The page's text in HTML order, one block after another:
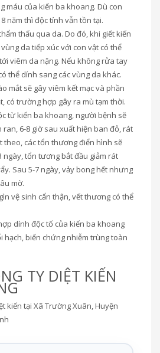
máu của kiến ba khoang. Dù con
năm thì độc tính vẫn tồn tại.
thấu qua da. Do đó, khi giết kiến
da tiếp xúc với con vật có thể
viêm da nặng. Nếu không rửa tay
thể dính sang các vùng da khác.
mắt sẽ gây viêm kết mạc và phần
có trường hợp gây ra mù tạm thời.
từ kiến ba khoang, người bệnh sẽ
ran, 6-8 giờ sau xuất hiện ban đỏ, rát
theo, các tổn thương điển hình sẽ
ngày, tổn tương bắt đầu giảm rát
Sau 5-7 ngày, vảy bong hết nhưng
mờ.
vệ sinh cẩn thận, vết thương có thể
dính độc tố của kiến ba khoang
hạch, biến chứng nhiễm trùng toàn
TY DIỆT KIẾN
kiến tại Xã Trường Xuân, Huyện